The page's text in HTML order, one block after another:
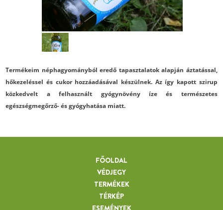
Termékeim néphagyományból eredő tapasztalatok alapján áztatással,
hőkezeléssel és cukor hozzáadásával készülnek. Az így kapott szirup
közkedvelt a felhasznált gyógynövény íze és természetes
egészségmegőrző- és gyógyhatása miatt.
FŐOLDAL
VÉDJEGY
TERMÉKEK
TÉRKÉP
ESEMÉNYEK